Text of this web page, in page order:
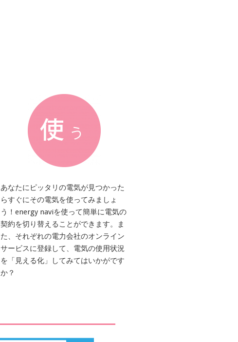
あなたにピッタリの電気が見つかった
らすぐにその電気を使ってみましょ
う！energy naviを使って簡単に電気の
契約を切り替えることができます。ま
た、それぞれの電力会社のオンライン
サービスに登録して、電気の使用状況
を「見える化」してみてはいかがです
か？